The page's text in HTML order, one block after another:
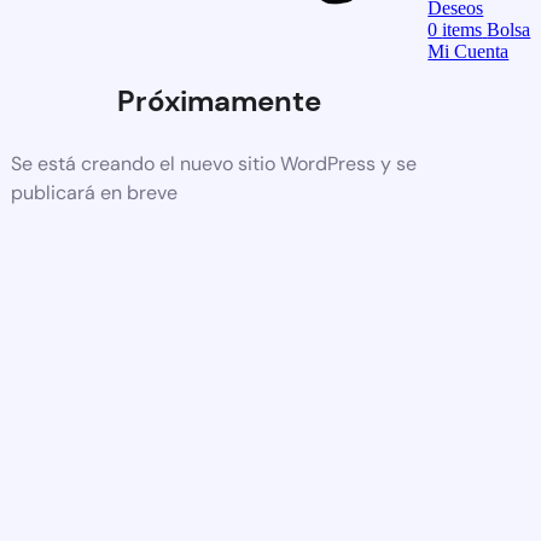
Próximamente
Se está creando el nuevo sitio WordPress y se
publicará en breve
Deseos
0items Bolsa
Mi Cuenta